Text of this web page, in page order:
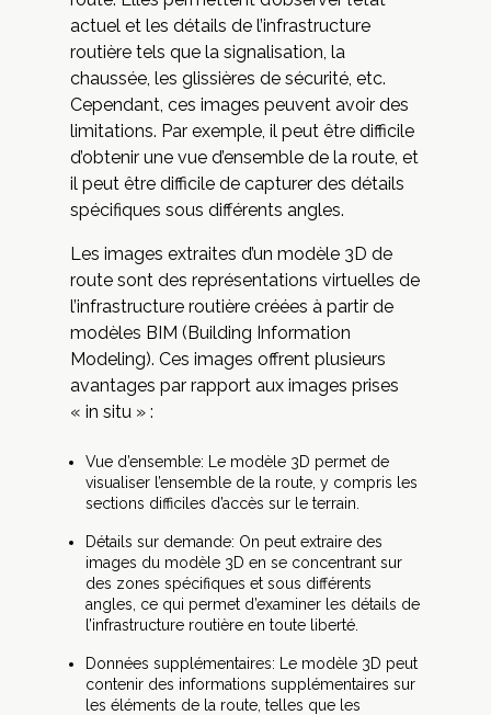
actuel et les détails de l’infrastructure
routière tels que la signalisation, la
chaussée, les glissières de sécurité, etc.
Cependant, ces images peuvent avoir des
limitations. Par exemple, il peut être difficile
d’obtenir une vue d’ensemble de la route, et
il peut être difficile de capturer des détails
spécifiques sous différents angles.
Les images extraites d’un modèle 3D de
route sont des représentations virtuelles de
l’infrastructure routière créées à partir de
modèles BIM (Building Information
Modeling). Ces images offrent plusieurs
avantages par rapport aux images prises
« in situ » :
Vue d’ensemble: Le modèle 3D permet de
visualiser l’ensemble de la route, y compris les
sections difficiles d’accès sur le terrain.
Détails sur demande: On peut extraire des
images du modèle 3D en se concentrant sur
des zones spécifiques et sous différents
angles, ce qui permet d’examiner les détails de
l’infrastructure routière en toute liberté.
Données supplémentaires: Le modèle 3D peut
contenir des informations supplémentaires sur
les éléments de la route, telles que les